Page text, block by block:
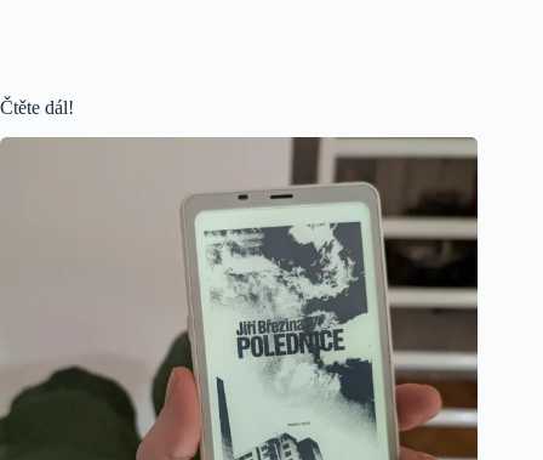
Čtěte dál!